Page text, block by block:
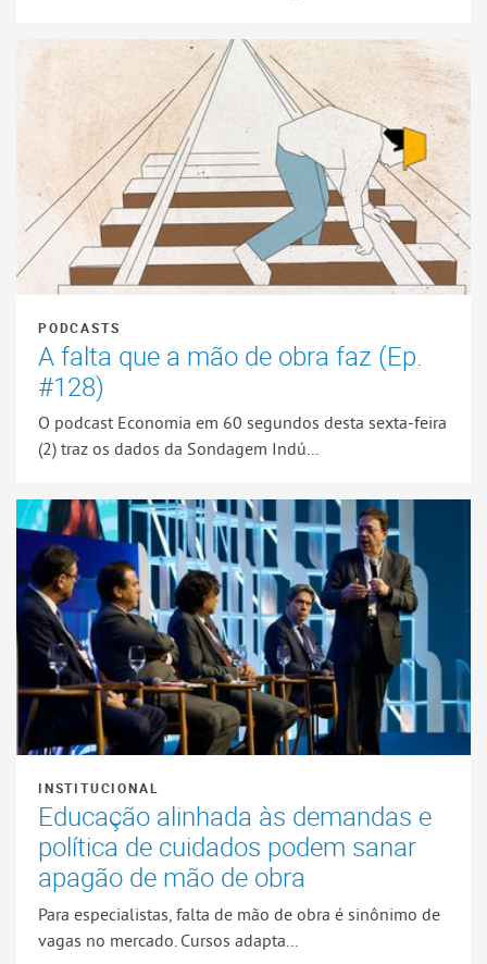
PODCASTS
A falta que a mão de obra faz (Ep.
#128)
O podcast Economia em 60 segundos desta sexta-feira
(2) traz os dados da Sondagem Indú...
INSTITUCIONAL
Educação alinhada às demandas e
política de cuidados podem sanar
apagão de mão de obra
Para especialistas, falta de mão de obra é sinônimo de
vagas no mercado. Cursos adapta...